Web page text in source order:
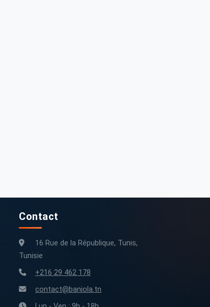
Contact
16 Rue de la République, Tunis,
Tunisie
+216 29 462 178
contact@baniola.tn